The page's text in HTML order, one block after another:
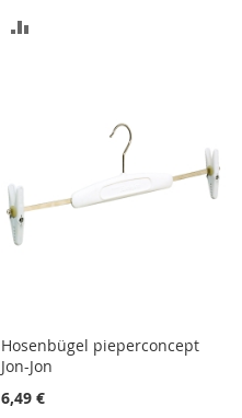
Hosenbügel pieperconcept
Jon-Jon
6,49 €